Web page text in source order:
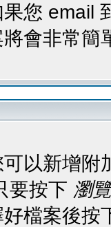
您 email
會非常簡
以新增
要按下 瀏
檔案後